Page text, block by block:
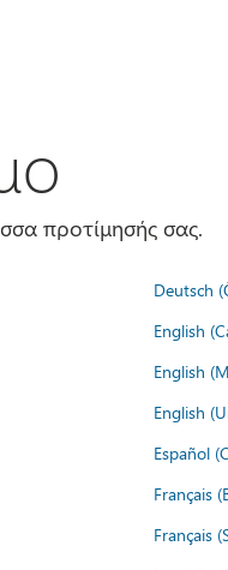
προτίμησής σας.
Deutsch
English
English
English
Español
Français
Français